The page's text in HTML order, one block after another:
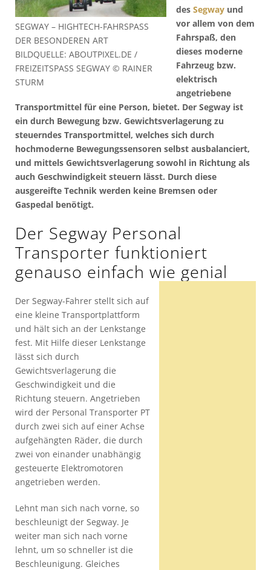
SEGWAY – HIGHTECH-FAHRSPASS D
ER BESONDEREN ART
BILDQUELLE: ABOUTPIXEL.DE /
FREIZEITSPASS SEGWAY © RAINER
STURM
des Segwayund
vor allem von dem
Fahrspaß, den
dieses moderne
Fahrzeug bzw.
elektrisch
angetriebene
Transportmittel für eine Person, bietet. Der Segway ist
ein durch Bewegung bzw. Gewichtsverlagerung zu
steuerndes Transportmittel, welches sich durch
hochmoderne Bewegungssensoren selbst ausbalanciert,
und mittels Gewichtsverlagerung sowohl in Richtung als
auch Geschwindigkeit steuern lässt. Durch diese
ausgereifte Technik werden keine Bremsen oder
Gaspedal benötigt.
Der Segway Personal
Transporter funktioniert
genauso einfach wie genial
Der Segway-Fahrer stellt sich auf
eine kleine Transportplattform
und hält sich an der Lenkstange
fest. Mit Hilfe dieser Lenkstange
lässt sich durch
Gewichtsverlagerung die
Geschwindigkeit und die
Richtung steuern. Angetrieben
wird der Personal Transporter PT
durch zwei sich auf einer Achse
aufgehängten Räder, die durch
zwei von einander unabhängig
gesteuerte Elektromotoren
angetrieben werden.
Lehnt man sich nach vorne, so
beschleunigt der Segway. Je
weiter man sich nach vorne
lehnt, um so schneller ist die
Beschleunigung. Gleiches